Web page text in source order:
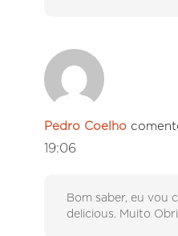
Pedro Coelho
19:06
Bom saber, eu vou
delicious. Muito